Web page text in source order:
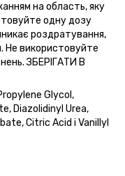
на область, яку
одну дозу
роздратування,
Не використовуйте
ЗБЕРІГАТИ В
Glycol,
Diazolidinyl Urea,
Citric Acid і Vanillyl